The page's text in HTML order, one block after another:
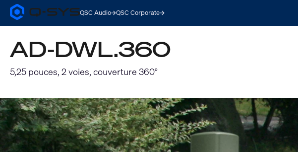
Q-
SYS
Products
Homepage
QSC Audio QSC Corporate
AD-DWL.360
5,25 pouces, 2 voies, couverture 360°